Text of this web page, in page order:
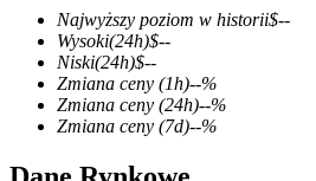
Kontrakty terminowe COIN-M
Kontrakty terminowe na
TradFi
Instrumenty pochodne na akcje,
Najwyższy poziom w historii$--
Wysoki(24h)$--
Niski(24h)$--
Zmiana ceny (1h)--%
Zmiana ceny (24h)--%
Zmiana ceny (7d)--%